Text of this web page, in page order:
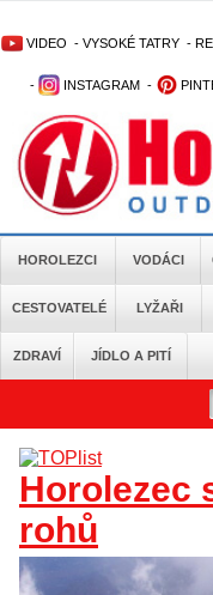
VIDEO - VYSOKÉ TATRY -
- INSTAGRAM -
HOROLEZCI VODÁCI
CESTOVATELÉ LYŽAŘI
ZDRAVÍ JÍDLO A PITÍ
Horolezec
rohů